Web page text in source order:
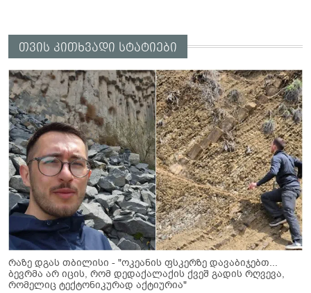
თვის კითხვადი სტატიები
რაზე დგას თბილისი - "ოკეანის ფსკერზე დავაბიჯებთ...
ბევრმა არ იცის, რომ დედაქალაქის ქვეშ გადის რღვევა,
რომელიც ტექტონიკურად აქტიურია"